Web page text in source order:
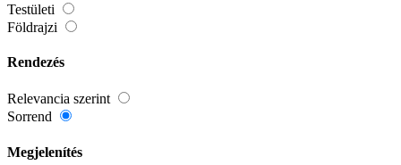
Testületi
Földrajzi
Rendezés
Relevancia szerint
Sorrend
Megjelenítés